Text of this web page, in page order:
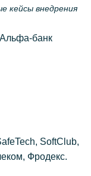
кейсы внедрения
банк
SoftClub,
Фродекс.